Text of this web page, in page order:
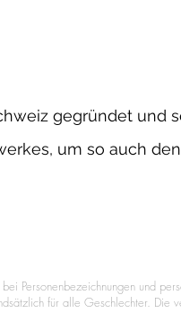
gegründet
um so auch
Personenbezeichnungen und
für alle Geschlechter.